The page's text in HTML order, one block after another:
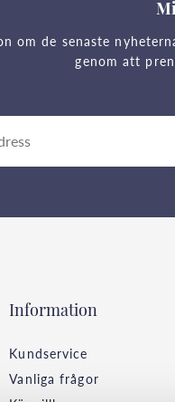
om de senaste
genom att
Information
Kundservice
Vanliga frågor